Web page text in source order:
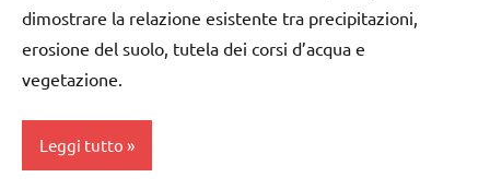
Festa
degli
FESTE
DELL'ANNO
dimostrare la relazione esistente tra precipitazioni,
erosione del suolo, tutela dei corsi d’acqua e
vegetazione.
Leggi tutto